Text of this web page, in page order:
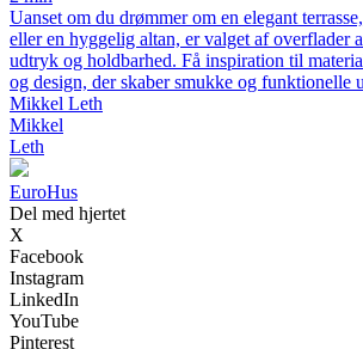
Uanset om du drømmer om en elegant
eller en hyggelig altan, er valget af overflader
udtryk og holdbarhed. Få inspiration til
og design, der skaber smukke og funktionelle
Mikkel Leth
Mikkel
Leth
EuroHus
Del med hjertet
X
Facebook
Instagram
LinkedIn
YouTube
Pinterest